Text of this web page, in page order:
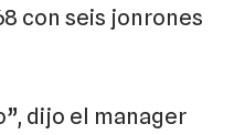
con seis jonrones
dijo el manager